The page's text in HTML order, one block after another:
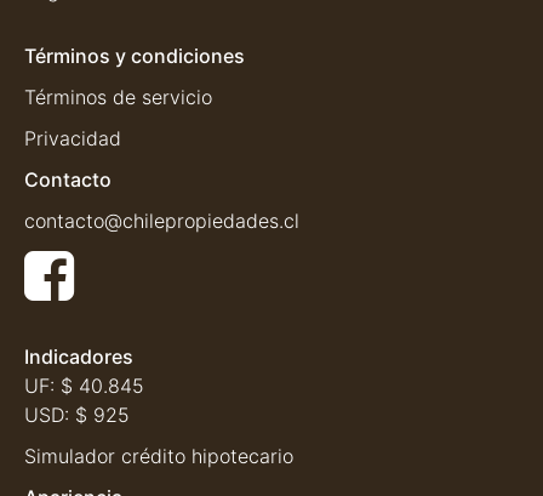
Términos y condiciones
Términos de servicio
Privacidad
Contacto
contacto@chilepropiedades.cl
Indicadores
UF: $ 40.845
USD: $ 925
Simulador crédito hipotecario